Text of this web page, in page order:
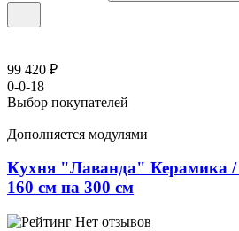
99 420 ₽
0-0-18
Выбор покупателей
Дополняется модулями
Кухня "Лаванда" Керамика
160 см на 300 см
Нет отзывов